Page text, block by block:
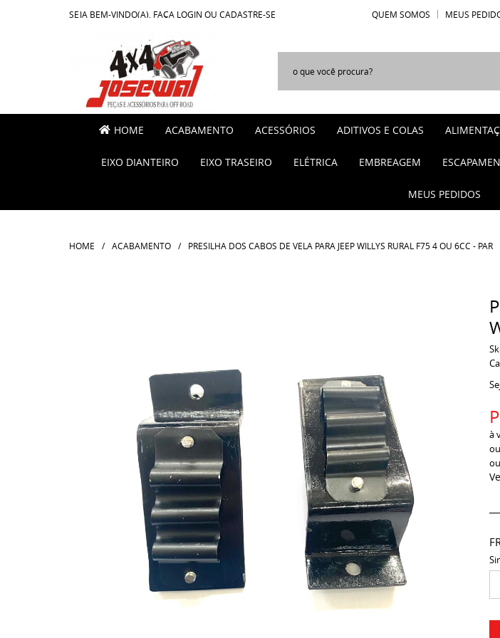
SEJA BEM-VINDO(A), FAÇA LOGIN OU CADASTRE-SE QUEM SOMOS MEUS
HOME ACABAMENTO ACESSÓRIOS ADITIVOS E COLAS
EIXO DIANTEIRO EIXO TRASEIRO ELÉTRICA EMBREAGEM
MEUS PEDIDOS
HOME ACABAMENTO PRESILHA DOS CABOS DE VELA PARA JEEP WILLYS RURAL F75 4 OU 6CC - PAR
à